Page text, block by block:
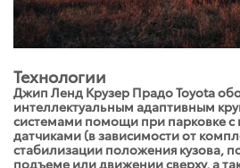
Технологии
Джип Ленд Крузер Прадо Toyota
интеллектуальным адаптивным
системами помощи при парковке
датчиками (в зависимости от
стабилизации положения кузова,
подъеме или движении сверху, а